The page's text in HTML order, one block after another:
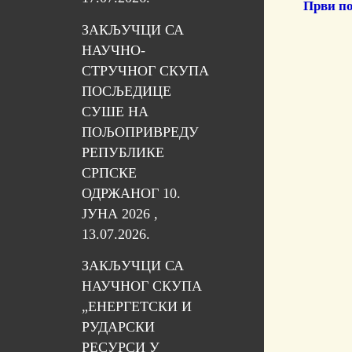
ЗАКЉУЧЦИ СА
НАУЧНО-
СТРУЧНОГ СКУПА
ПОСЉЕДИЦЕ
СУШЕ НА
ПОЉОПРИВРЕДУ
РЕПУБЛИКЕ
СРПСКЕ
ОДРЖАНОГ 10.
ЈУНА 2026 ,
13.07.2026.
ЗАКЉУЧЦИ СА
НАУЧНОГ СКУПА
„ЕНЕРГЕТСКИ И
РУДАРСКИ
РЕСУРСИ У
Први